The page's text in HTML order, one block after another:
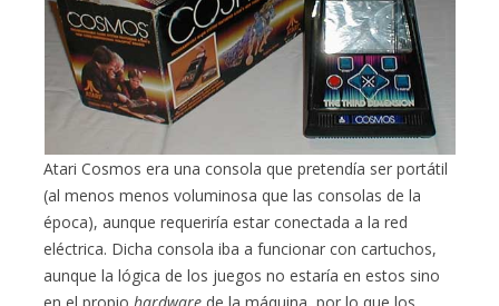
Atari Cosmos era una consola que pretendía ser portátil
(al menos menos voluminosa que las consolas de la
época), aunque requeriría estar conectada a la red
eléctrica. Dicha consola iba a funcionar con cartuchos,
aunque la lógica de los juegos no estaría en estos sino